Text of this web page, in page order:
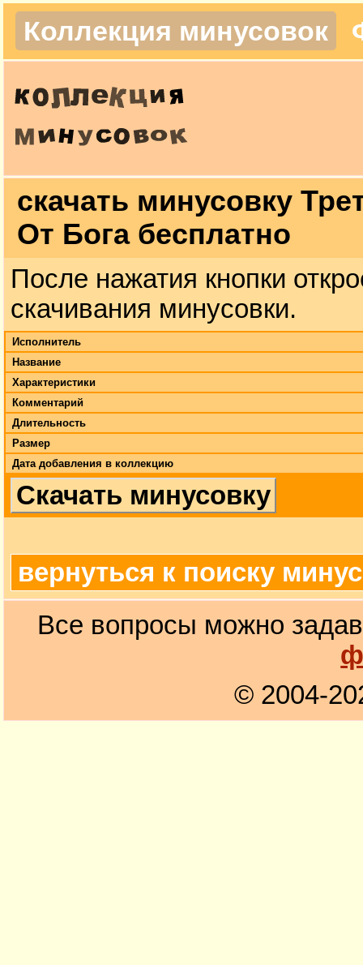
Коллекция минусовок
скачать минусовку
От Бога бесплатно
После нажатия кнопки
скачивания минусовки.
Исполнитель
Название
Характеристики
Комментарий
Длительность
Размер
Дата добавления в коллекцию
Скачать минусовку
вернуться к поиску
Все вопросы можно
© 2004-